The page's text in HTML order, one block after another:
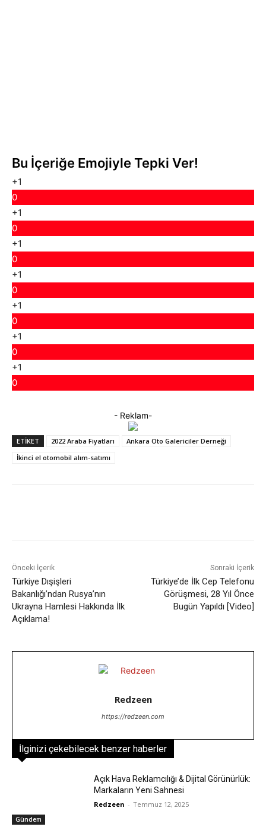
Bu İçeriğe Emojiyle Tepki Ver!
+1
0
+1
0
+1
0
+1
0
+1
0
+1
0
+1
0
- Reklam-
ETIKET 2022 Araba Fiyatları
Ankara Oto Galericiler Derneği
İkinci el otomobil alım-satımı
Önceki İçerik
Türkiye Dışişleri
Bakanlığı’ndan Rusya’nın
Ukrayna Hamlesi Hakkında İlk
Açıklama!
Sonraki İçerik
Türkiye’de İlk Cep Telefonu
Görüşmesi, 28 Yıl Önce
Bugün Yapıldı [Video]
Redzeen
https://redzeen.com
İlginizi çekebilecek benzer haberler
Gündem
Açık Hava Reklamcılığı & Dijital Görünürlük:
Markaların Yeni Sahnesi
Redzeen - Temmuz 12, 2025